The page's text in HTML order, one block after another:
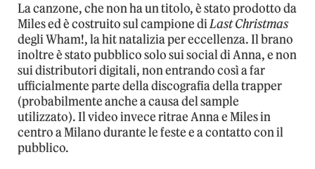
La canzone, che non ha un titolo, è stato prodotto da
Miles ed è costruito sul campione diLast Christmas
degli Wham!, la hit natalizia per eccellenza. Il brano
inoltre è stato pubblico solo sui social di Anna, e non
sui distributori digitali, non entrando così a far
ufficialmente parte della discografia della trapper
(probabilmente anche a causa del sample
utilizzato). Il video invece ritrae Anna e Miles in
centro a Milano durante le feste e a contatto con il
pubblico.